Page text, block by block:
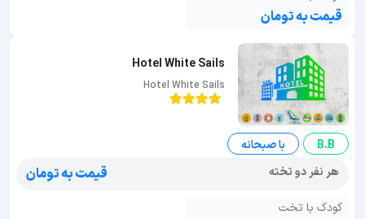
قیمت به تومان
Hotel White Sails
Hotel White Sails
B.B
با صبحانه
هر نفر دو تخته
قیمت به تومان
کودک با تخت